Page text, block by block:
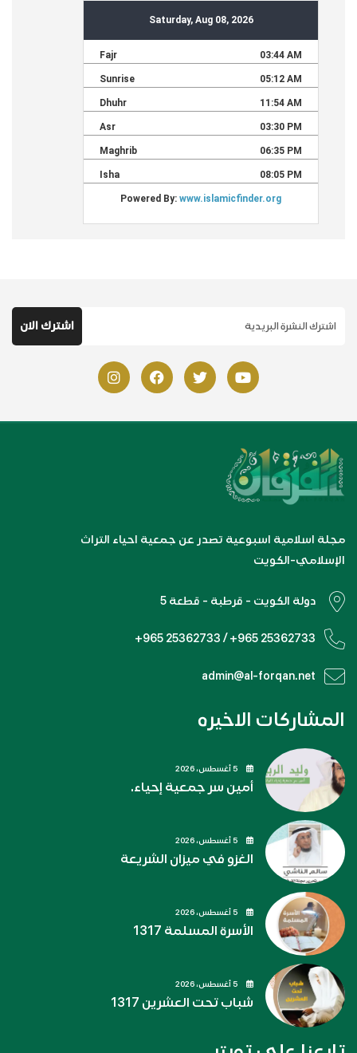
مجلة اسلامية اسبوعية تصدر عن جمعية احياء التراث
الإسلامي-الكويت
دولة الكويت - قرطبة - قطعة 5
+965 25362733 / +965 25362733
admin@al-forqan.net
المشاركات الاخيره
أمين سر جمعية إحياء.
الغزو في ميزان الشريعة
الأسرة المسلمة 1317
شباب تحت العشرين 1317